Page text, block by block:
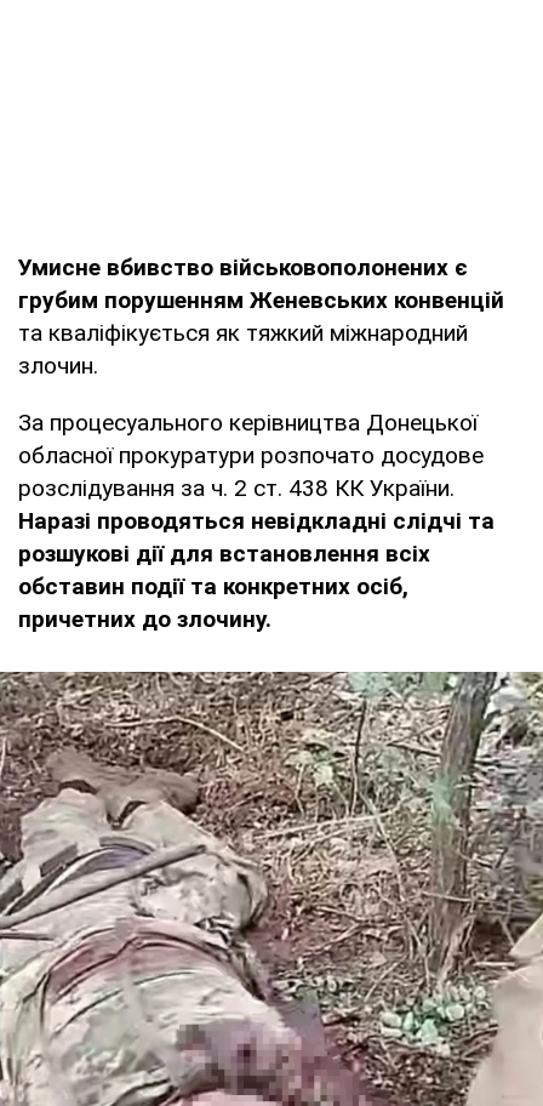
Умисне вбивство військовополонених є
грубим порушенням Женевських конвенцій
та кваліфікується як тяжкий міжнародний
злочин.
За процесуального керівництва Донецької
обласної прокуратури розпочато досудове
розслідування за ч. 2 ст. 438 КК України.
Наразі проводяться невідкладні слідчі та
розшукові дії для встановлення всіх
обставин події та конкретних осіб,
причетних до злочину.